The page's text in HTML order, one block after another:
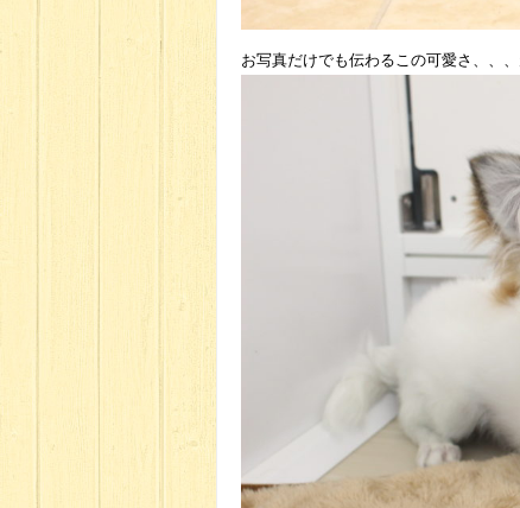
お写真だけでも伝わるこの可愛さ、、